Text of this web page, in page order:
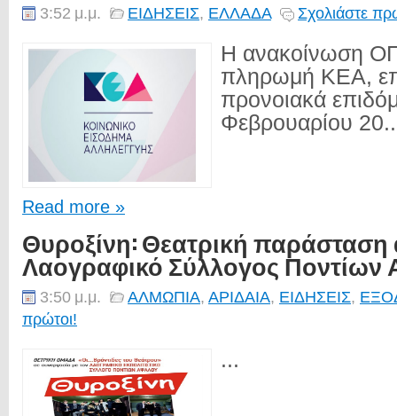
3:52 μ.μ. ΕΙΔΗΣΕΙΣ, ΕΛΛΑΔΑ Σχολιάστε
Η ανακοίνωση
πληρωμή ΚΕΑ,
προνοιακά
Φεβρουαρίου
Read more »
Θυροξίνη: Θεατρική
Λαογραφικό Σύλλογος
3:50 μ.μ. ΑΛΜΩΠΙΑ, ΑΡΙΔΑΙΑ, ΕΙΔΗΣΕΙΣ,
πρώτοι!
...